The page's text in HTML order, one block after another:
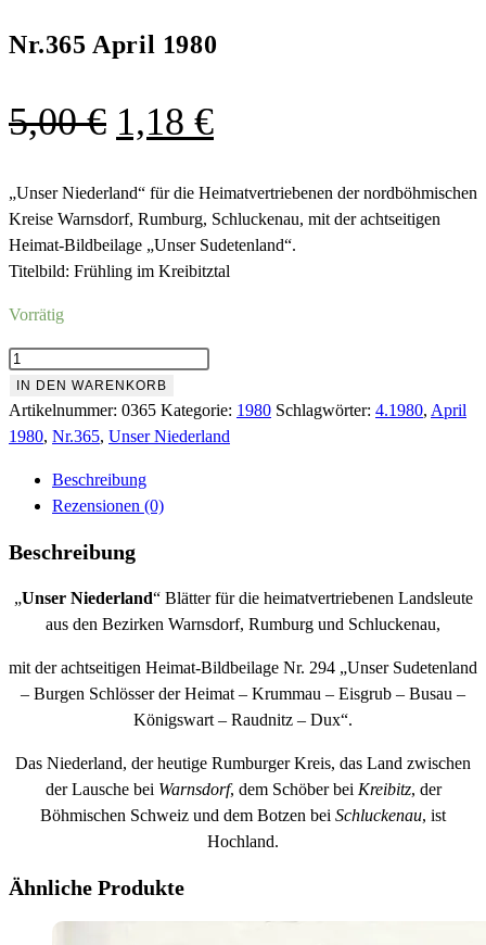
Nr.365 April 1980
5,00€ Ursprünglicher
war:
5,00 €
1,18 €Aktueller
ist:
1,18 €.
„Unser Niederland“ für die Heimatvertriebenen der nordböhmischen
Kreise Warnsdorf, Rumburg, Schluckenau, mit der achtseitigen
Heimat-Bildbeilage „Unser Sudetenland“.
Titelbild: Frühling im Kreibitztal
Vorrätig
Nr.365
April
1980
Menge
IN DEN WARENKORB
Artikelnummer: 0365 Kategorie: 1980 Schlagwörter: 4.1980, April
1980, Nr.365, Unser Niederland
Beschreibung
Rezensionen (0)
Beschreibung
„Unser Niederland“ Blätter für die heimatvertriebenen Landsleute
aus den Bezirken Warnsdorf, Rumburg und Schluckenau,
mit der achtseitigen Heimat-Bildbeilage Nr. 294 „Unser Sudetenland
– Burgen Schlösser der Heimat – Krummau – Eisgrub – Busau –
Königswart – Raudnitz – Dux“.
Das Niederland, der heutige Rumburger Kreis, das Land zwischen
der Lausche bei Warnsdorf, dem Schöber bei Kreibitz, der
Böhmischen Schweiz und dem Botzen bei Schluckenau, ist
Hochland.
Ähnliche Produkte